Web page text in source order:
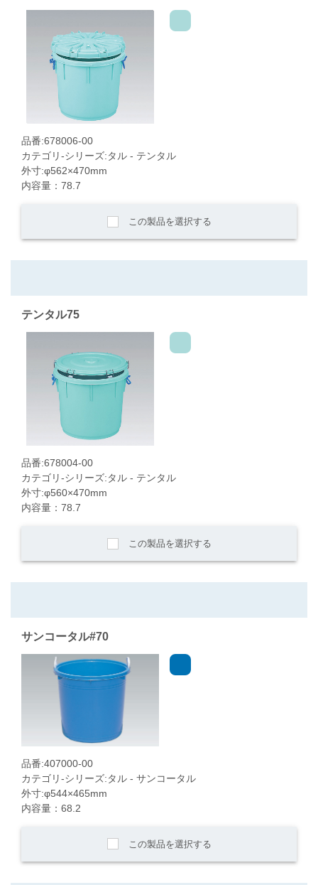
品番:678006-00
カテゴリ-シリーズ:タル - テンタル
外寸:φ562×470mm
内容量：78.7
この製品を選択する
テンタル75
品番:678004-00
カテゴリ-シリーズ:タル - テンタル
外寸:φ560×470mm
内容量：78.7
この製品を選択する
サンコータル#70
品番:407000-00
カテゴリ-シリーズ:タル - サンコータル
外寸:φ544×465mm
内容量：68.2
この製品を選択する